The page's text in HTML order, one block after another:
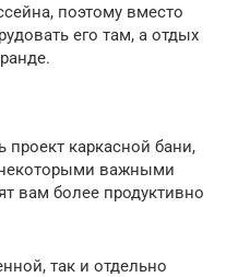
поэтому вместо
его там, а отдых
проект каркасной бани,
важными
вам более продуктивно
так и отдельно